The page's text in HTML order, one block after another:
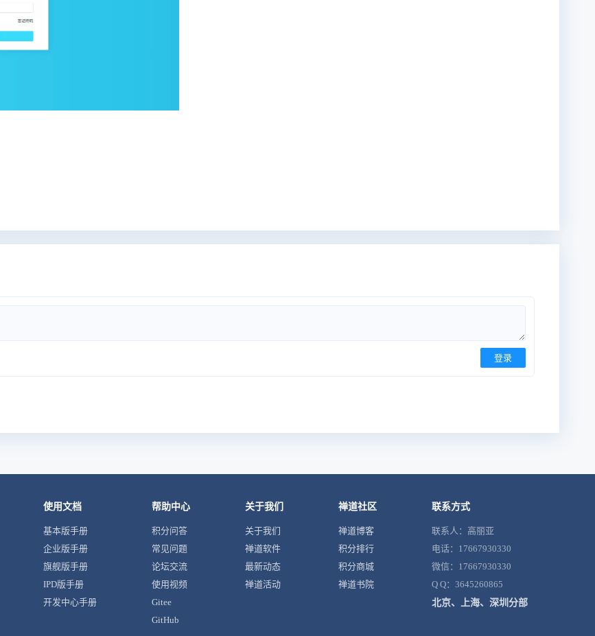
登录
使用文档
基本版手册
企业版手册
旗舰版手册
IPD版手册
开发中心手册
帮助中心
积分问答
常见问题
论坛交流
使用视频
Gitee
GitHub
关于我们
关于我们
禅道软件
最新动态
禅道活动
禅道社区
禅道博客
积分排行
积分商城
禅道书院
联系方式
联系人：高丽亚
电话：17667930330
微信：17667930330
Q Q：3645260865
北京、上海、深圳分部